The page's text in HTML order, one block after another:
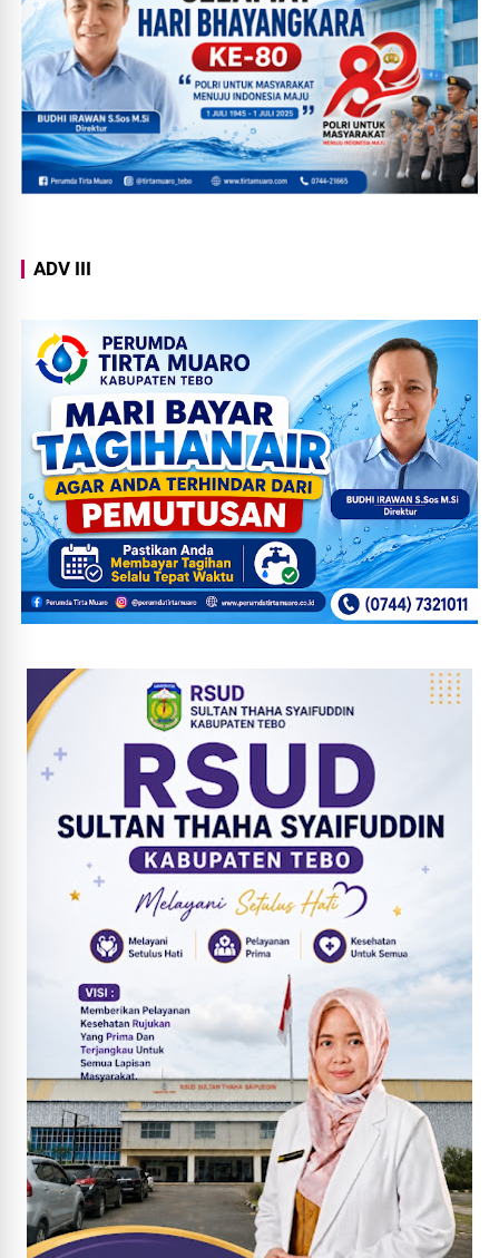
ADV III